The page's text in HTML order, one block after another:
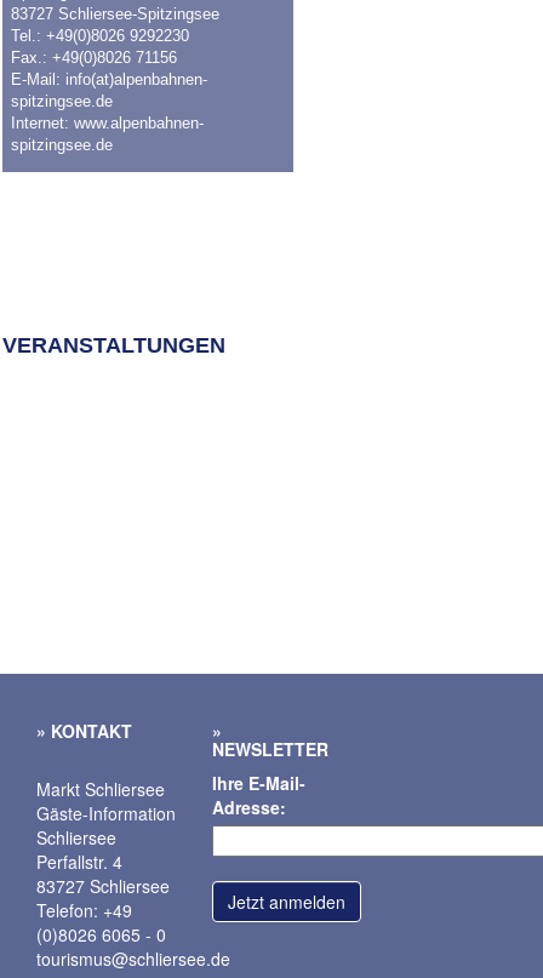
83727 Schliersee-Spitzingsee
Tel.: +49(0)8026 9292230
Fax.: +49(0)8026 71156
E-Mail: info(at)alpenbahnen-
spitzingsee.de
Internet: www.alpenbahnen-
spitzingsee.de
VERANSTALTUNGEN
KONTAKT
Markt Schliersee
Gäste-Information
Schliersee
Perfallstr. 4
83727 Schliersee
Telefon: +49
(0)8026 6065 - 0
tourismus@schliersee.de
NEWSLETTER
Ihre E-Mail-
Adresse: